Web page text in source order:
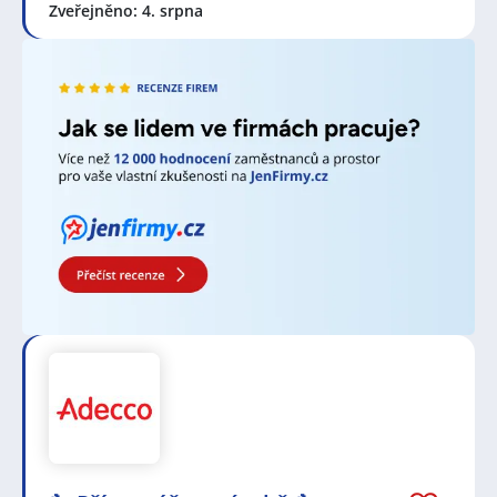
umožňuje lakýrníkovi projevit svou uměleckou a
technickou stránku.
autolakýren, nábytkářských dílen, průmyslových
výroben, opraven karoserií a dalších specializovaných
lakýrenských zařízeních. Jeho pracoviště se může lišit
v závislosti na povaze projektů a druhu lakování.
Může pracovat v uzavřených prostorách s
minimalizoval vystavení škodlivým chemikáliím. Je také
možné, že bude muset pracovat venku, zejména při
lakování větších objektů nebo v případě, že není k
dispozici dostatečný prostor pro lakování v
Pro práci lakýrníka nejsou obvykle vyžadovány
školení jsou vítány. Některé obory mohou požadovat
odborné kurzy v oblasti lakýrnictví, které poskytují
v oboru, která umožňuje získání potřebných
Zveřejněno: 4. srpna